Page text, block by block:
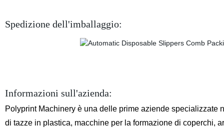
Spedizione dell'imballaggio:
Informazioni sull'azienda:
Polyprint Machinery è una delle prime aziende specializzate
di tazze in plastica, macchine per la formazione di coperchi,